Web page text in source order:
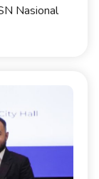
Nasional